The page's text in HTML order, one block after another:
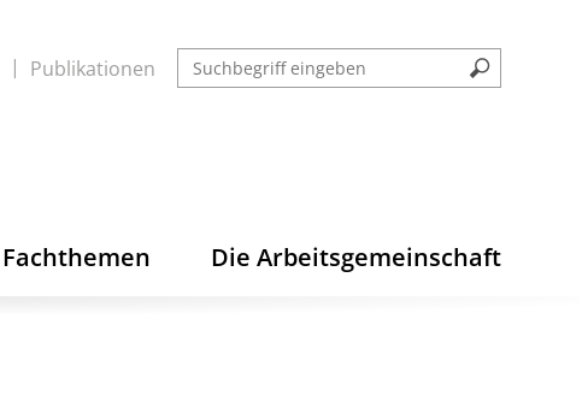
Publikationen
Fachthemen Die Arbeitsgemeinschaft